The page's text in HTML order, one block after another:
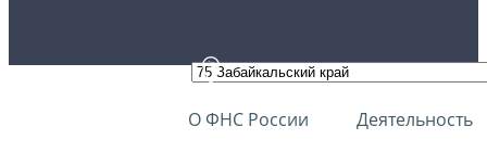
О ФНС России Деятельность